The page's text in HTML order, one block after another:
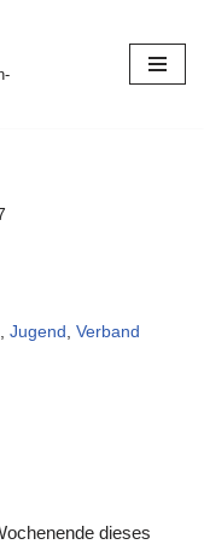
, Jugend , Verband
dieses